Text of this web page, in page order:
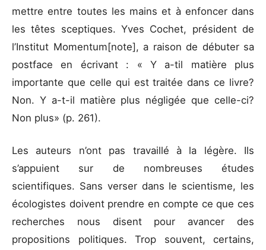
mettre entre toutes les mains et à enfoncer dans
les têtes sceptiques. Yves Cochet, président de
l’Institut Momentum[note], a raison de débuter sa
postface en écrivant : « Y a-til matière plus
importante que celle qui est traitée dans ce livre?
Non. Y a-t-il matière plus négligée que celle-ci?
Non plus» (p. 261).
Les auteurs n’ont pas travaillé à la légère. Ils
s’appuient sur de nombreuses études
scientifiques. Sans verser dans le scientisme, les
écologistes doivent prendre en compte ce que ces
recherches nous disent pour avancer des
propositions politiques. Trop souvent, certains,